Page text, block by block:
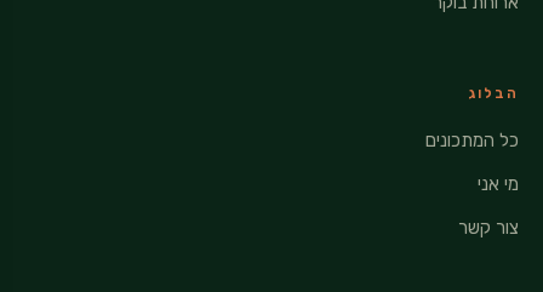
הבלוג
כל המתכונים
מי אני
צור קשר